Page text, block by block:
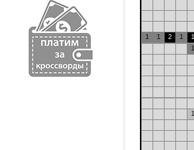
1
1 2 1 1
1
1